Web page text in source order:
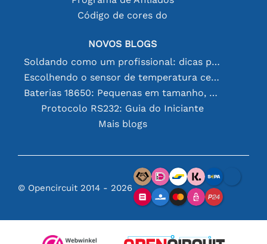
Código de cores do
NOVOS BLOGS
Soldando como um profissional: dicas para conexões eletrônicas perfeitas
Escolhendo o sensor de temperatura certo [youtube]
Baterias 18650: Pequenas em tamanho, grandes em desempenho
Protocolo RS232: Guia do Iniciante
Mais blogs
© Opencircuit 2014 - 2026